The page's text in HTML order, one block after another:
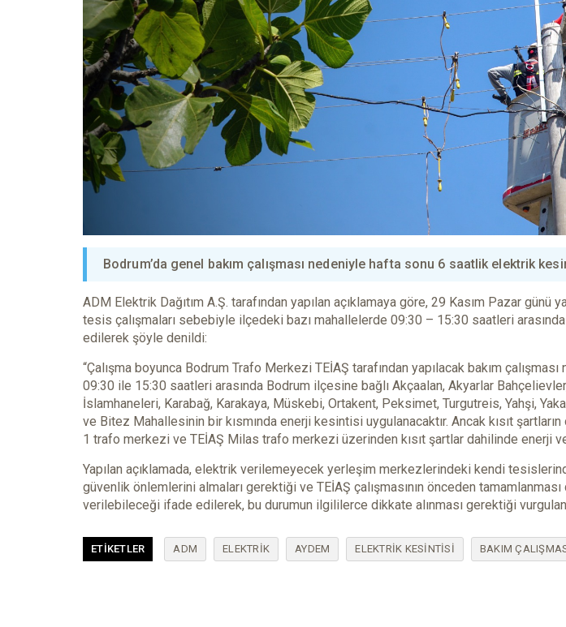
Bodrum’da genel bakım çalışması nedeniyle hafta sonu 6 saatlik elektrik
ADM Elektrik Dağıtım A.Ş. tarafından yapılan açıklamaya göre, 29 Kasım Pazar günü
tesis çalışmaları sebebiyle ilçedeki bazı mahallelerde 09:30 – 15:30 saatleri
edilerek şöyle denildi:
“Çalışma boyunca Bodrum Trafo Merkezi TEİAŞ tarafından yapılacak bakım
09:30 ile 15:30 saatleri arasında Bodrum ilçesine bağlı Akçaalan, Akyarlar
İslamhaneleri, Karabağ, Karakaya, Müskebi, Ortakent, Peksimet, Turgutreis, Yahşi,
ve Bitez Mahallesinin bir kısmında enerji kesintisi uygulanacaktır. Ancak kısıt
1 trafo merkezi ve TEİAŞ Milas trafo merkezi üzerinden kısıt şartlar dahilinde enerji
Yapılan açıklamada, elektrik verilemeyecek yerleşim merkezlerindeki kendi
güvenlik önlemlerini almaları gerektiği ve TEİAŞ çalışmasının önceden
verilebileceği ifade edilerek, bu durumun ilgililerce dikkate alınması gerektiği
ETIKETLER ADM ELEKTRİK AYDEM ELEKTRİK KESİNTİSİ BAKIM